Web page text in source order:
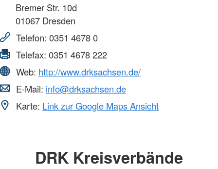
Bremer Str. 10d
01067 Dresden
Telefon: 0351 4678 0
Telefax: 0351 4678 222
Web: http://www.drksachsen.de/
E-Mail: info@drksachsen.de
Karte: Link zur Google Maps Ansicht
DRK Kreisverbände